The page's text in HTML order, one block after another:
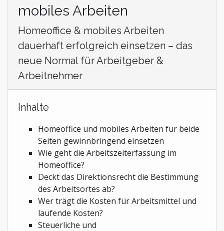
Zoll und Außenhandel
mobiles Arbeiten
Homeoffice & mobiles Arbeiten
dauerhaft erfolgreich einsetzen – das
neue Normal für Arbeitgeber &
Arbeitnehmer
Inhalte
Homeoffice und mobiles Arbeiten für beide
Seiten gewinnbringend einsetzen
Wie geht die Arbeitszeiterfassung im
Homeoffice?
Deckt das Direktionsrecht die Bestimmung
des Arbeitsortes ab?
Wer trägt die Kosten für Arbeitsmittel und
laufende Kosten?
Steuerliche und